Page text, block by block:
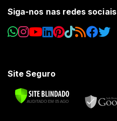
Siga-nos nas redes sociais
Site Seguro